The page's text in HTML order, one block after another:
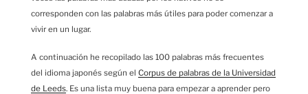
corresponden con las palabras más útiles para poder comenzar a
vivir en un lugar.
A continuación he recopilado las 100 palabras más frecuentes
del idioma japonés según el Corpus de palabras de la Universidad
de Leeds. Es una lista muy buena para empezar a aprender pero